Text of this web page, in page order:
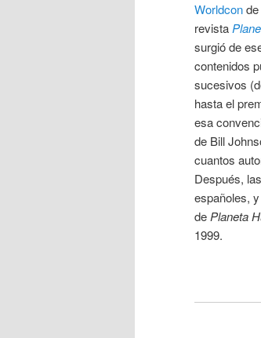
Worldcon
revista
surgió de
contenidos
sucesivos
hasta el
esa
de Bill
cuantos
Después,
españoles,
dePlaneta
1999.